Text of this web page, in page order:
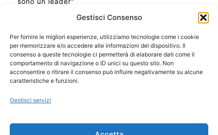
Gestisci Consenso
Per fornire le migliori esperienze, utilizziamo tecnologie come i cookie
per memorizzare e/o accedere alle informazioni del dispositivo. Il
consenso a queste tecnologie ci permetterà di elaborare dati come il
comportamento di navigazione o ID unici su questo sito. Non
acconsentire o ritirare il consenso può influire negativamente su alcune
caratteristiche e funzioni.
Gestisci servizi
Ora Esatta in Italia in questo momento
Ti Senti Strano Ultimamente? Potrebbe Essere per
la Risonanza di Schumann
Come Sapere Se Stai Ascendendo alla Quinta
Copyright 2026 NotiziePlus.com